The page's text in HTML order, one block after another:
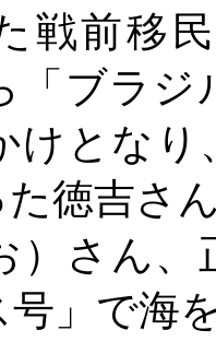
戦前移
「ブラ
けとな
徳吉さ
）さん
」で海